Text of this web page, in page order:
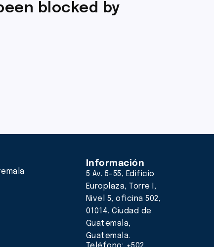
blocked by
Información
5 Av. 5-55, Edificio
Europlaza, Torre I,
Nivel 5, oficina 502,
01014. Ciudad de
Guatemala,
Guatemala.